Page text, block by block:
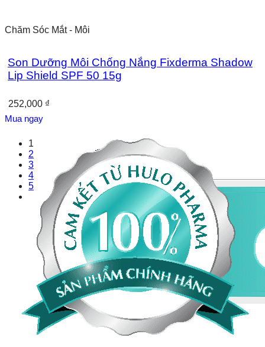
Chăm Sóc Mắt - Môi
Son Dưỡng Môi Chống Nắng Fixderma Shadow
Lip Shield SPF 50 15g
252,000 ₫
1
2
3
4
5